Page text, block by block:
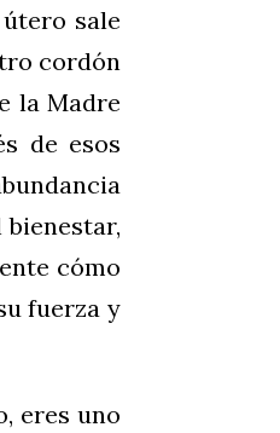
sale
cordón
la Madre
de esos
cómo
fuerza y
eres uno